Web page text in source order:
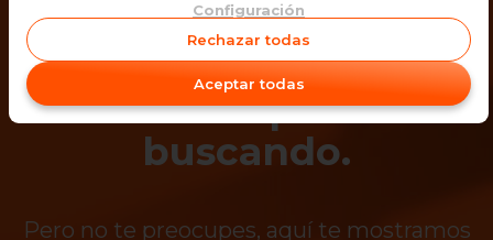
Empleo
Oficinas
Contacto
¡Ups! Ya no está
disponible el
inmueble que estás
buscando.
Pero no te preocupes, aquí te mostramos
Configuración
Rechazar todas
Aceptar todas